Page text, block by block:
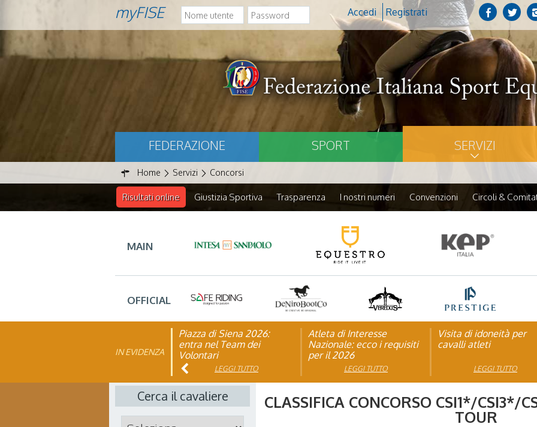
myFISE Accedi Registrati
FEDERAZIONE SPORT SERVIZI
Home Servizi Concorsi
Risultati online Giustizia Sportiva Trasparenza I nostri numeri Convenzioni Circoli &
MAIN
OFFICIAL
IN EVIDENZA
Piazza di Siena 2026:
entra nel Team dei
Volontari
LEGGI TUTTO
Atleta di Interesse
Nazionale: ecco i requisiti
per il 2026
LEGGI TUTTO
Visita di idoneità per
cavalli atleti
LEGGI TUTTO
FISE: aperta la Campagna
affiliazione 2026
LEGGI TUTTO
Natale con la FISE: al via
la nona edizione
dell’iniziativa solidale della
Federazione Italiana Sport
LEGGI TUTTO
Studente Atleta di alto
livello: pubblicato il
2025/2026LEGGI TUTTO
Cerca il cavaliere CLASSIFICA CONCORSO CSI1*/CSI3*/
TOUR